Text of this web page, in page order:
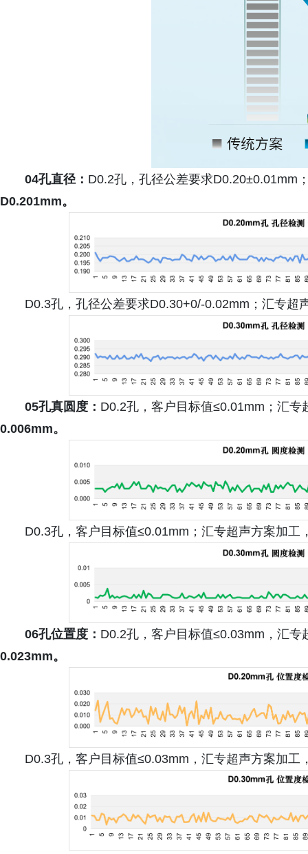
04孔直径： D0.2孔，孔径公差要求D0.20±0.01mm
D0.201mm。
D0.3孔，孔径公差要求D0.30+0/-0.02mm；汇专超
05孔真圆度： D0.2孔，客户目标值≤0.01mm；汇
0.006mm。
D0.3孔，客户目标值≤0.01mm；汇专超声方案加工
06孔位置度： D0.2孔，客户目标值≤0.03mm，汇
0.023mm。
D0.3孔，客户目标值≤0.03mm，汇专超声方案加工